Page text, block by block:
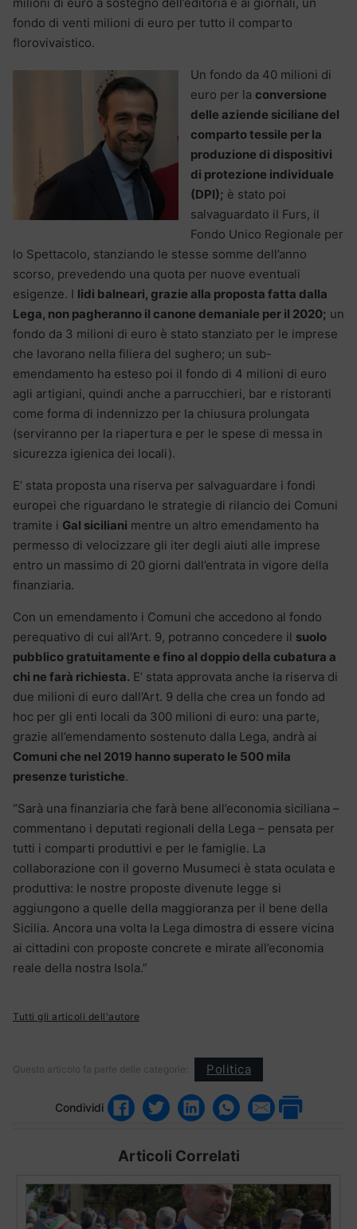
fondo di venti milioni di euro per tutto il comparto
florovivaistico.
Un fondo da 40 milioni di
euro per la conversione
delle aziende siciliane del
comparto tessile per la
produzione di dispositivi
di protezione individuale
(DPI); è stato poi
salvaguardato il Furs, il
Fondo Unico Regionale per
lo Spettacolo, stanziando le stesse somme dell’anno
scorso, prevedendo una quota per nuove eventuali
esigenze. I lidi balneari, grazie alla proposta fatta dalla
Lega, non pagheranno il canone demaniale per il 2020; un
fondo da 3 milioni di euro è stato stanziato per le imprese
che lavorano nella filiera del sughero; un sub-
emendamento ha esteso poi il fondo di 4 milioni di euro
agli artigiani, quindi anche a parrucchieri, bar e ristoranti
come forma di indennizzo per la chiusura prolungata
(serviranno per la riapertura e per le spese di messa in
sicurezza igienica dei locali).
E’ stata proposta una riserva per salvaguardare i fondi
europei che riguardano le strategie di rilancio dei Comuni
tramite i Gal siciliani mentre un altro emendamento ha
permesso di velocizzare gli iter degli aiuti alle imprese
entro un massimo di 20 giorni dall’entrata in vigore della
finanziaria.
Con un emendamento i Comuni che accedono al fondo
perequativo di cui all’Art. 9, potranno concedere il suolo
pubblico gratuitamente e fino al doppio della cubatura a
chi ne farà richiesta. E’ stata approvata anche la riserva di
due milioni di euro dall’Art. 9 della che crea un fondo ad
hoc per gli enti locali da 300 milioni di euro: una parte,
grazie all’emendamento sostenuto dalla Lega, andrà ai
Comuni che nel 2019 hanno superato le 500 mila
presenze turistiche.
“Sarà una finanziaria che farà bene all’economia siciliana –
commentano i deputati regionali della Lega – pensata per
tutti i comparti produttivi e per le famiglie. La
collaborazione con il governo Musumeci è stata oculata e
produttiva: le nostre proposte divenute legge si
aggiungono a quelle della maggioranza per il bene della
Sicilia. Ancora una volta la Lega dimostra di essere vicina
ai cittadini con proposte concrete e mirate all’economia
reale della nostra Isola.”
Tutti gli articoli dell'autore
Questo articolo fa parte delle categorie: Politica
Condividi
Articoli Correlati